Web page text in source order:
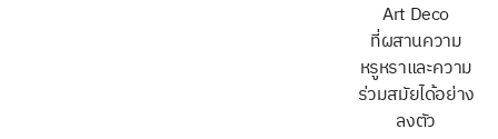
Art Deco
ที่ผสานความ
หรูหราและความ
ร่วมสมัยได้อย่าง
ลงตัว